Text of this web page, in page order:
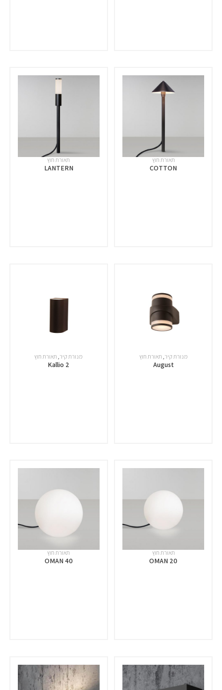
תאורת חוץ
COTTON
תאורת חוץ
LANTERN
מנורת קיר תאורת חוץ
August
מנורת קיר תאורת חוץ
Kallio 2
תאורת חוץ
OMAN 20
תאורת חוץ
OMAN 40